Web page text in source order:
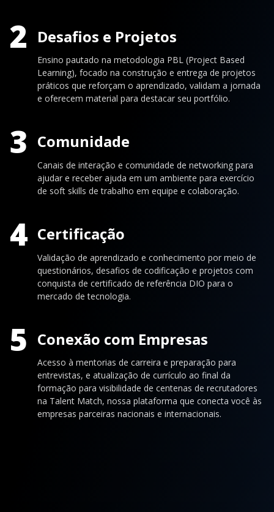
2 Desafios e Projetos
Ensino pautado na metodologia PBL (Project Based
Learning), focado na construção e entrega de projetos
práticos que reforçam o aprendizado, validam a jornada
e oferecem material para destacar seu portfólio.
3 Comunidade
Canais de interação e comunidade de networking para
ajudar e receber ajuda em um ambiente para exercício
de soft skills de trabalho em equipe e colaboração.
4 Certificação
Validação de aprendizado e conhecimento por meio de
questionários, desafios de codificação e projetos com
conquista de certificado de referência DIO para o
mercado de tecnologia.
5 Conexão com Empresas
Acesso à mentorias de carreira e preparação para
entrevistas, e atualização de currículo ao final da
formação para visibilidade de centenas de recrutadores
na Talent Match, nossa plataforma que conecta você às
empresas parceiras nacionais e internacionais.